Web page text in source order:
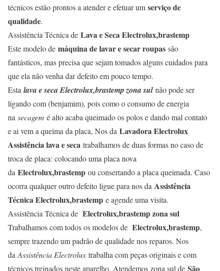
técnicos estão prontos a atender e efetuar um serviço de
qualidade.
Assistência Técnica de Lava e Seca Electrolux,brastemp
Este modelo de máquina de lavar e secar roupas são
fantásticos, mas precisa que sejam tomados alguns cuidados para
que ela não venha dar defeito em pouco tempo.
Esta lava e seca Electrolux,brastemp zona sulnão pode ser
ligando com (benjamim), pois como o consumo de energia
na secagem é alto acaba queimado os polos e dando mal contato
e ai vem a queima da placa, Nos da Lavadora Electrolux
Assistência lava e seca trabalhamos de duas formas no caso de
troca de placa: colocando uma placa nova
da Electrolux,brastemp ou consertando a placa queimada. Caso
ocorra qualquer outro defeito ligue para nos da Assistência
Técnica Electrolux,brastemp e agende uma visita.
Assistência Técnica de Electrolux,brastemp zona sul
Trabalhamos com todos os modelos de Electrolux,brastemp,
sempre trazendo um padrão de qualidade nos reparos. Nos
da Assistência Electrolux trabalha com peças originais e com
técnicos treinados neste aparelho, Atendemos zona sul de São